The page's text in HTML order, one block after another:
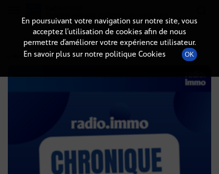
DÉTAILS DE L'ÉPISODE
22 décembre 2023à 5h02, durée : 2 minutes
En poursuivant votre navigation sur notre site, vous
acceptez l’utilisation de cookies afin de nous
permettre d’améliorer votre expérience utilisateur.
En savoir plus sur notre politique Cookies
OK